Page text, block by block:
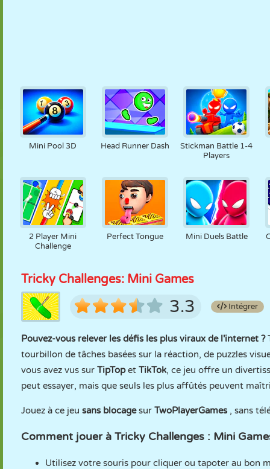
Mini Pool 3D Head Runner Dash
Stickman Battle 1-4
Players
2 Player Mini
Challenge
Perfect Tongue Mini Duels Battle
Tricky Challenges: Mini Games
3.3 Intégrer
Pouvez-vous relever les défis les plus viraux de l'internet ?
tourbillon de tâches basées sur la réaction, de puzzles
vous avez vus sur TipTopet TikTok, ce jeu offre un
peut essayer, mais que seuls les plus affûtés peuvent
Jouez à ce jeu sans blocagesur TwoPlayerGames , sans
Comment jouer à Tricky Challenges : Mini
Utilisez votre souris pour cliquer ou tapoter au bon